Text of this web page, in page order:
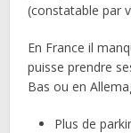
(constatable par
En France il
puisse prendre
Bas ou en
Plus de